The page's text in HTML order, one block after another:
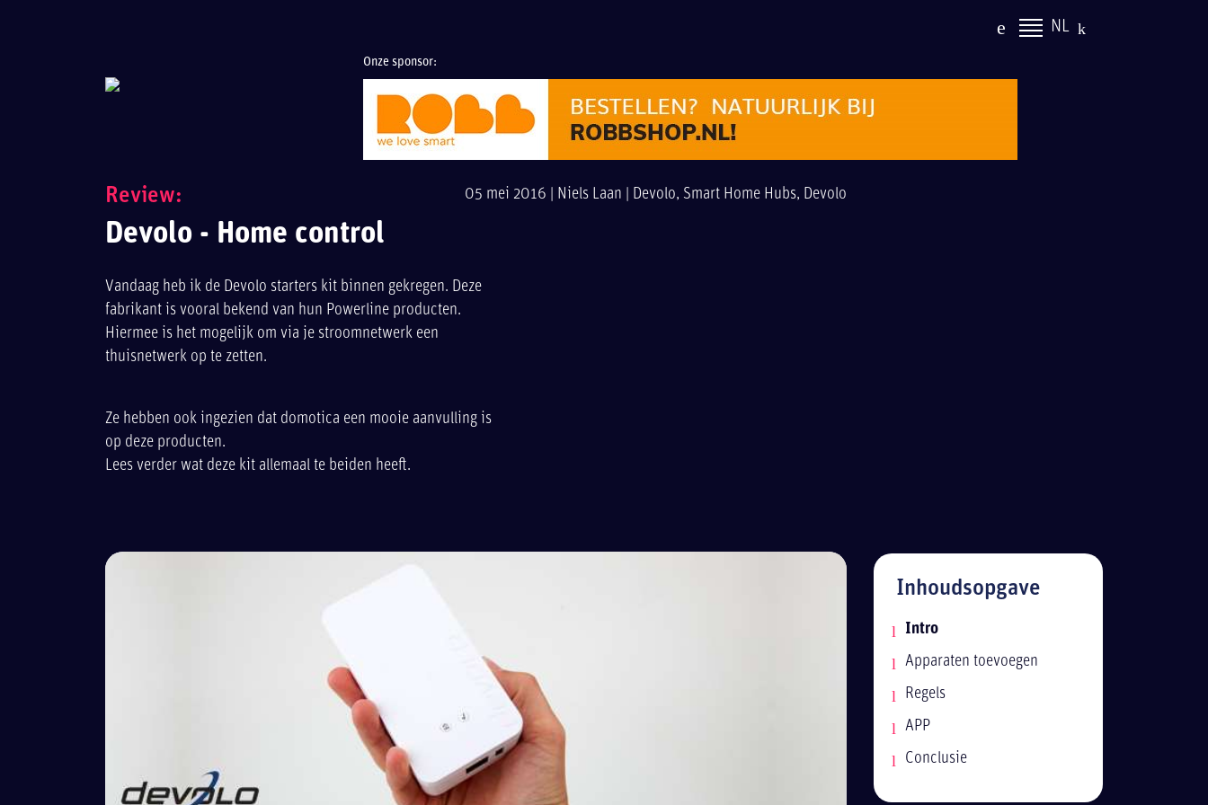
NL
Onze sponsor:
Review: 05 mei 2016 | Niels Laan Devolo, Smart Home Hubs, Devolo
Devolo - Home control
Vandaag heb ik de Devolo starters kit binnen gekregen. Deze
fabrikant is vooral bekend van hun Powerline producten.
Hiermee is het mogelijk om via je stroomnetwerk een
thuisnetwerk op te zetten.
Ze hebben ook ingezien dat domotica een mooie aanvulling is
op deze producten.
Lees verder wat deze kit allemaal te beiden heeft.
Inhoudsopgave
Intro
Apparaten toevoegen
Regels
APP
Conclusie